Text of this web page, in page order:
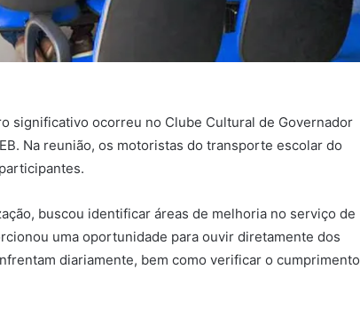
significativo ocorreu no Clube Cultural de Governador
Na reunião, os motoristas do transporte escolar do
buscou identificar áreas de melhoria no serviço de
uma oportunidade para ouvir diretamente dos
diariamente, bem como verificar o cumprimento